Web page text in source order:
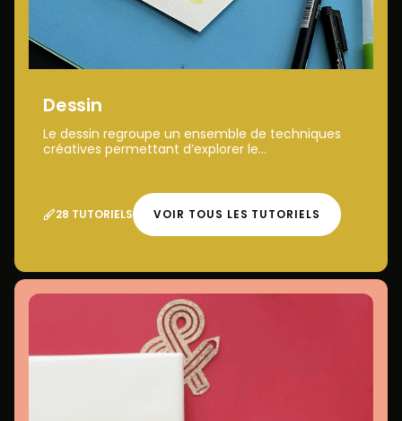
Dessin
Le dessin regroupe un ensemble de techniques
créatives permettant d’explorer le...
28 TUTORIELS VOIR TOUS LES TUTORIELS